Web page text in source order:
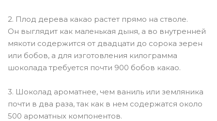
2. Плод дерева какао растет прямо на стволе.
Он выглядит как маленькая дыня, а во внутренней
мякоти содержится от двадцати до сорока зерен
или бобов, а для изготовления килограмма
шоколада требуется почти 900 бобов какао.
3. Шоколад ароматнее, чем ваниль или земляника
почти в два раза, так как в нем содержатся около
500 ароматных компонентов.